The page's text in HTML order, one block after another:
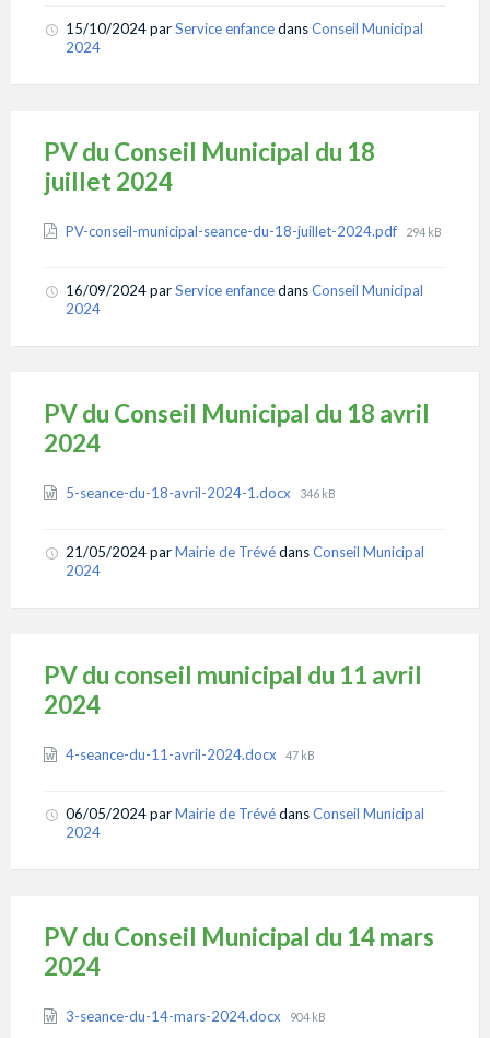
15/10/2024parService enfancedansConseil Municipal
2024
PV du Conseil Municipal du 18
juillet 2024
Attachments
PV-conseil-municipal-seance-du-18-juillet-2024.pdf File
294 kB
16/09/2024parService enfancedansConseil Municipal
2024
PV du Conseil Municipal du 18 avril
2024
Attachments
5-seance-du-18-avril-2024-1.docx File
346 kB
21/05/2024parMairie de TrévédansConseil Municipal
2024
PV du conseil municipal du 11 avril
2024
Attachments
4-seance-du-11-avril-2024.docx File
47 kB
06/05/2024parMairie de TrévédansConseil Municipal
2024
PV du Conseil Municipal du 14 mars
2024
Attachments
3-seance-du-14-mars-2024.docx File
904 kB